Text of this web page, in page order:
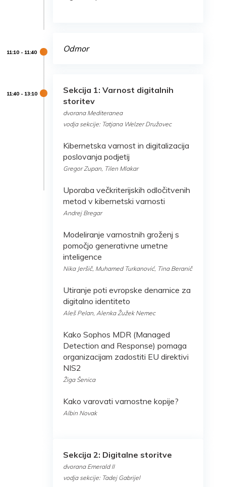
Odmor
Sekcija 1: Varnost digitalnih
storitev
dvorana Mediteranea
vodja sekcije: Tatjana Welzer Družovec
Kibernetska varnost in digitalizacija
poslovanja podjetij
Gregor Zupan, Tilen Mlakar
Uporaba večkriterijskih odločitvenih
metod v kibernetski varnosti
Andrej Bregar
Modeliranje varnostnih groženj s
pomočjo generativne umetne
inteligence
Nika Jeršič, Muhamed Turkanović, Tina Beranič
Utiranje poti evropske denarnice za
digitalno identiteto
Aleš Pelan, Alenka Žužek Nemec
Kako Sophos MDR (Managed
Detection and Response) pomaga
organizacijam zadostiti EU direktivi
NIS2
Žiga Šenica
Kako varovati varnostne kopije?
Albin Novak
Sekcija 2: Digitalne storitve
dvorana Emerald II
vodja sekcije: Tadej Gabrijel